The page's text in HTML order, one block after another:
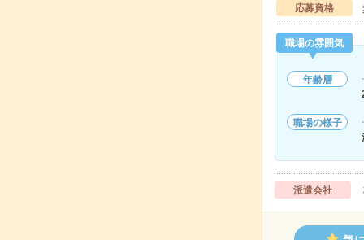
応募資格
職場の雰囲気
年齢層
職場の様子
派遣会社